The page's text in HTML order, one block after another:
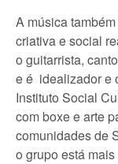
A música
criativa e social
o guitarrista,
e é idealizador e
Instituto Social
com boxe e arte
comunidades de
o grupo está